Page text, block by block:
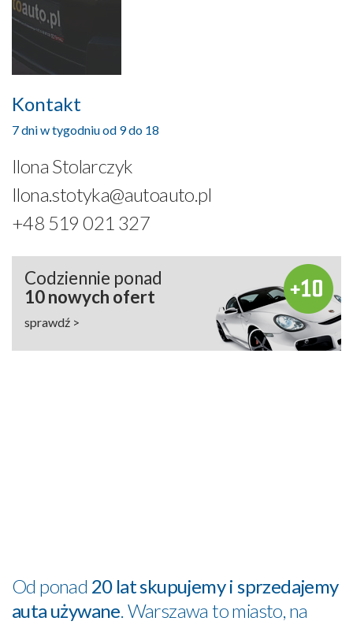
Kontakt
7 dni w tygodniu od 9 do 18
Ilona Stolarczyk
Ilona.stotyka@autoauto.pl
+48 519 021 327
Codziennie ponad
10 nowych ofert
sprawdź >
Od ponad 20 lat skupujemy i sprzedajemy
auta używane. Warszawa to miasto, na